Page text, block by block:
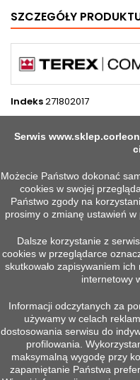
SZCZEGÓŁY
Indeks271802017
4 INNYCH
Szybki podgląd
PRZEKAŹNIK
Więcej
Serwis
Możecie Państwo dokonać
cookies w swojej
Państwo zgody na
prosimy o zmianę ustawień
Dalsze korzystanie z
cookies w przeglądarce
skutkowało zapisywaniem
internetowy
Informacji odczytanych za
używamy w celach
dostosowania serwisu do
profilowania.
maksymalną wygodę przy
zapamiętanie Państwa